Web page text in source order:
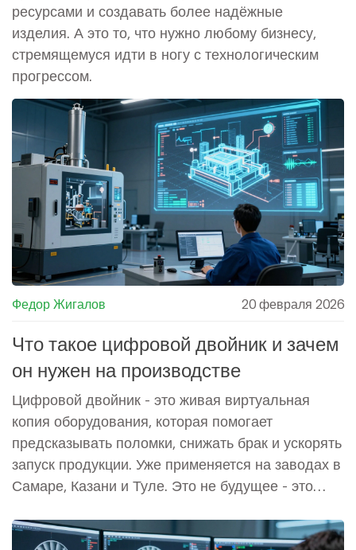
ресурсами и создавать более надёжные
изделия. А это то, что нужно любому бизнесу,
стремящемуся идти в ногу с технологическим
прогрессом.
Федор Жигалов 20 февраля 2026
Что такое цифровой двойник и зачем
он нужен на производстве
Цифровой двойник - это живая виртуальная
копия оборудования, которая помогает
предсказывать поломки, снижать брак и ускорять
запуск продукции. Уже применяется на заводах в
Самаре, Казани и Туле. Это не будущее - это